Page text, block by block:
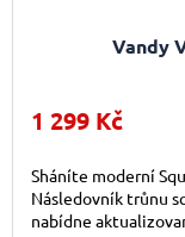
Vandy
1 299 Kč
Sháníte moderní
Následovník trůnu
nabídne